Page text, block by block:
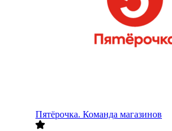
Пятёрочка. Команда магазинов